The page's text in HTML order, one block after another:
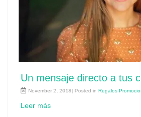
Un mensaje directo a tus
November 2, 2018| Posted in Regalos
Leer más